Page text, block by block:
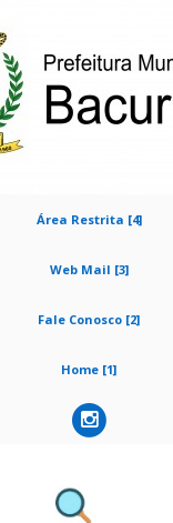
Área Restrita [4]
Web Mail [3]
Fale Conosco [2]
Home [1]